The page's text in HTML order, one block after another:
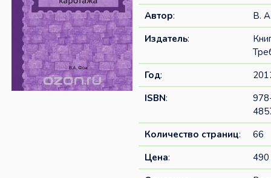
Автор:
В.
Издатель:
Год:
ISBN:
Количество страниц:
66
Цена:
490